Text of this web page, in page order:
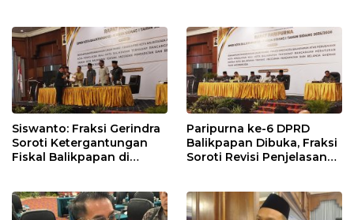
Siswanto: Fraksi Gerindra
Soroti Ketergantungan
Fiskal Balikpapan di
Paripurna ke-6 DPRD
Balikpapan Dibuka, Fraksi
Soroti Revisi Penjelasan